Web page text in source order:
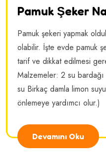
Pamuk Şeker
Pamuk şekeri yapmak
olabilir. İşte evde pamuk
tarif ve dikkat edilmesi
Malzemeler: 2 su bardağı
su Birkaç damla limon
önlemeye yardımcı olur.)
Devamını Oku